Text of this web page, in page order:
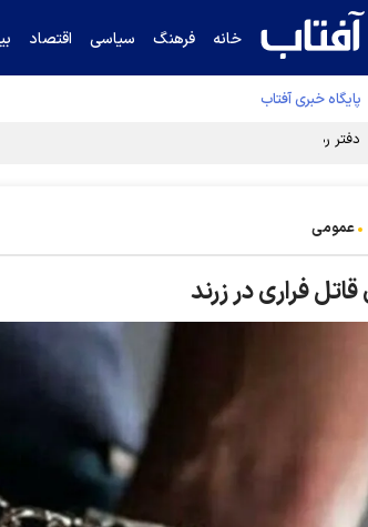
خانه فرهنگ سیاسی اقتصاد
پایگاه خبری آفتاب
دفتر رهبر انقلاب ادعای خرازی درباره پزشکیان را تکذیب کرد
عمومی
فراری در زرند